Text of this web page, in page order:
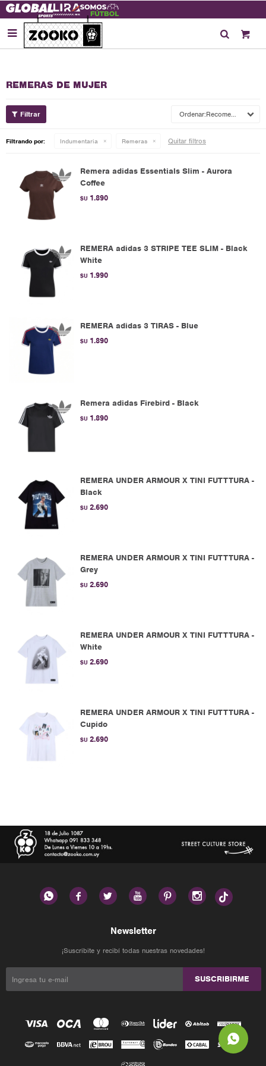

REMERAS DE MUJER
Recomendados
Filtrando por: Indumentaria Remeras Quitar filtros
Remera adidas Essentials Slim - Aurora
Coffee
$U 1.890
REMERA adidas 3 STRIPE TEE SLIM - Black
White
$U 1.990
REMERA adidas 3 TIRAS - Blue
$U 1.890
Remera adidas Firebird - Black
$U 1.890
REMERA UNDER ARMOUR X TINI FUTTTURA -
Black
$U 2.690
REMERA UNDER ARMOUR X TINI FUTTTURA -
Grey
$U 2.690
REMERA UNDER ARMOUR X TINI FUTTTURA -
White
$U 2.690
REMERA UNDER ARMOUR X TINI FUTTTURA -
Cupido
$U 2.690
     
Newsletter
¡Suscribite y recibí todas nuestras novedades!
SUSCRIBIRME